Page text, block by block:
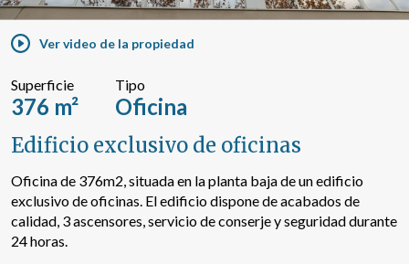
Ver video de la propiedad
Superficie
376 m²
Tipo
Oficina
Edificio exclusivo de oficinas
Oficina de 376m2, situada en la planta baja de un edificio
exclusivo de oficinas. El edificio dispone de acabados de
calidad, 3 ascensores, servicio de conserje y seguridad durante
24 horas.